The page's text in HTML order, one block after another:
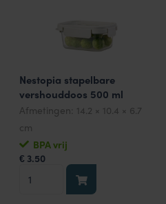
Nestopia stapelbare
vershouddoos 500 ml
Afmetingen:
14.2 × 10.4 × 6.7
cm
BPA vrij
€ 3.50